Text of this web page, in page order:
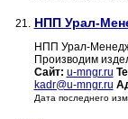
21. НПП Урал-
НПП Урал-
Производим
Сайт: u-mngr.ru
kadr@u-mngr.ru
Дата последнего